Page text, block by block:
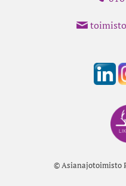
© Asianajotoimisto